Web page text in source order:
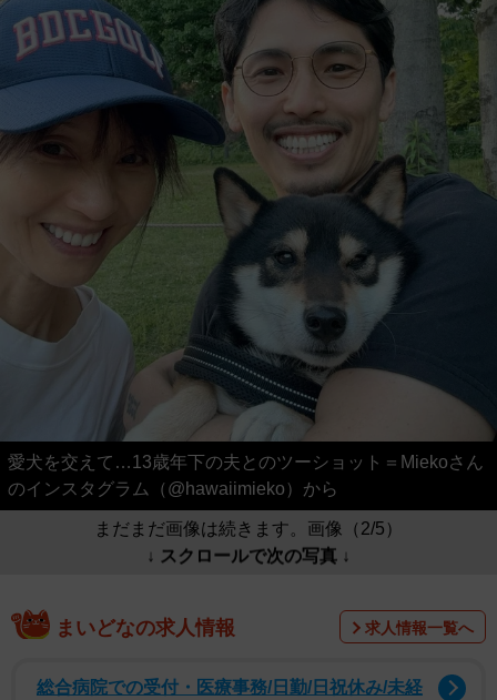
愛犬を交えて…13歳年下の夫とのツーショット＝Miekoさん
のインスタグラム（@hawaiimieko）から
まだまだ画像は続きます。画像（2/5）
↓ スクロールで次の写真 ↓
まいどなの求人情報 求人情報一覧へ
総合病院での受付・医療事務/日勤/日祝休み/未経